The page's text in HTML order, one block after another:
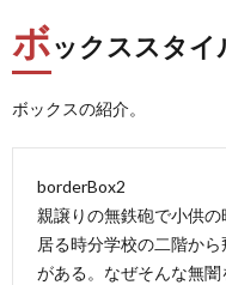
ボックススタイ
ボックスの紹介。
borderBox2
親譲りの無鉄砲で小供
居る時分学校の二階か
がある。なぜそんな無闇